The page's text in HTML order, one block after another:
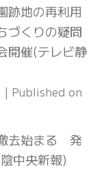
跡地の再利用
づくりの疑問
開催(テレビ静
Published on
去始まる 発
中央新報)